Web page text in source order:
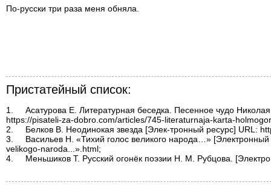
По-русски три раза меня обняла.
Пристатейный список:
1.	Асатурова Е. Литературная беседка. Песенное чудо Николая Рубцова [Электрон-ный ресурс] Международный союз писателей URL:
https://pisateli-za-dobro.com/articles/745-literaturnaja-karta-
2.	Белков В. Неодинокая звезда [Элек-тронный ресурс] URL: https://rubtsov-poetry.ru/others/belkov7.htm;
3.	Васильев Н. «Тихий голос великого народа…» [Электронный ресурс] Литератур-ный Север URL: https://writers.aonb.ru/vasilev-n.p.-«tixij-golos-
velikogo-naroda...».html;
4.	Меньшиков Т. Русский огонёк поэзии Н. М. Рубцова. [Электронный ресурс] Сти-хи.ру URL:  https://stihi.ru/2013/04/04/3251.